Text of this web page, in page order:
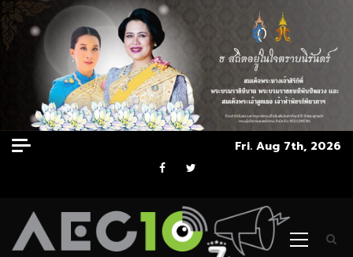
Skip
to
Fri. Aug 7th, 2026
Facebook
Twitter
Primary